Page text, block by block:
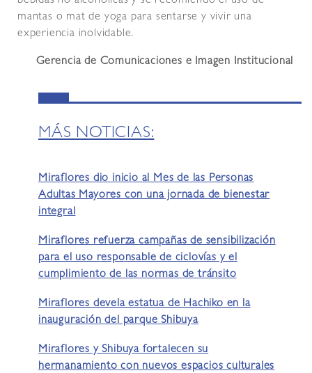
mantas o mat de yoga para sentarse y vivir una
experiencia inolvidable.
Gerencia de Comunicaciones e Imagen Institucional
MÁS NOTICIAS:
Miraflores dio inicio al Mes de las Personas
Adultas Mayores con una jornada de bienestar
integral
Miraflores refuerza campañas de sensibilización
para el uso responsable de ciclovías y el
cumplimiento de las normas de tránsito
Miraflores devela estatua de Hachiko en la
inauguración del parque Shibuya
Miraflores y Shibuya fortalecen su
hermanamiento con nuevos espacios culturales